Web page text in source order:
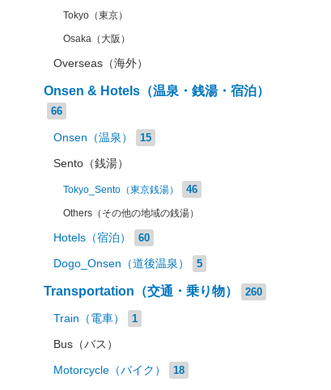
Tokyo（東京）
Osaka（大阪）
Overseas（海外）
Onsen & Hotels（温泉・銭湯・宿泊）
66
Onsen（温泉） 15
Sento（銭湯）
Tokyo_Sento（東京銭湯） 46
Others（その他の地域の銭湯）
Hotels（宿泊） 60
Dogo_Onsen（道後温泉） 5
Transportation（交通・乗り物） 260
Train（電車） 1
Bus（バス）
Motorcycle（バイク） 18